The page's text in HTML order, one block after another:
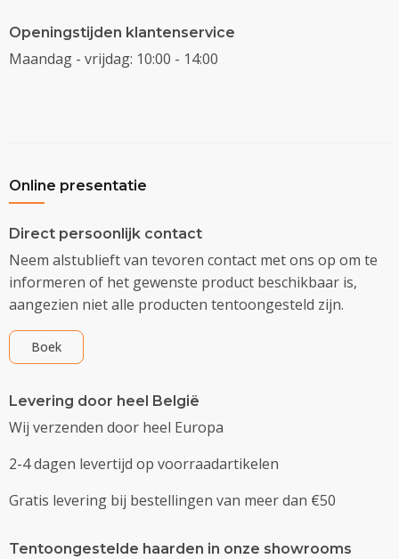
Openingstijden klantenservice
Maandag - vrijdag: 10:00 - 14:00
Online presentatie
Direct persoonlijk contact
Neem alstublieft van tevoren contact met ons op om te
informeren of het gewenste product beschikbaar is,
aangezien niet alle producten tentoongesteld zijn.
Boek
Levering door heel België
Wij verzenden door heel Europa
2-4 dagen levertijd op voorraadartikelen
Gratis levering bij bestellingen van meer dan €50
Tentoongestelde haarden in onze showrooms